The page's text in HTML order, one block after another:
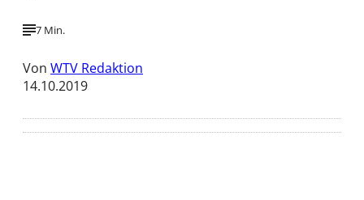
7 Min.
Von WTV Redaktion
14.10.2019